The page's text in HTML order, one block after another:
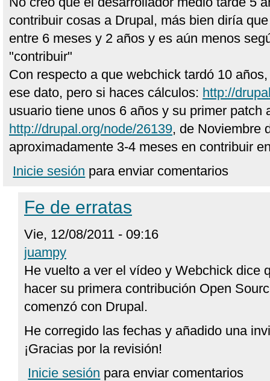
contribuir cosas a Drupal, más bien diría
entre 6 meses y 2 años y es aún menos
"contribuir"
Con respecto a que webchick tardó 10
ese dato, pero si haces cálculos: http://
usuario tiene unos 6 años y su primer patch
http://drupal.org/node/26139, de Noviembre
aproximadamente 3-4 meses en contribuir
Inicie sesión para enviar comentarios
Fe de erratas
Vie, 12/08/2011 - 09:16
juampy
He vuelto a ver el vídeo y Webchick dice
hacer su primera contribución Open
comenzó con Drupal.
He corregido las fechas y añadido una
¡Gracias por la revisión!
Inicie sesión para enviar comentarios